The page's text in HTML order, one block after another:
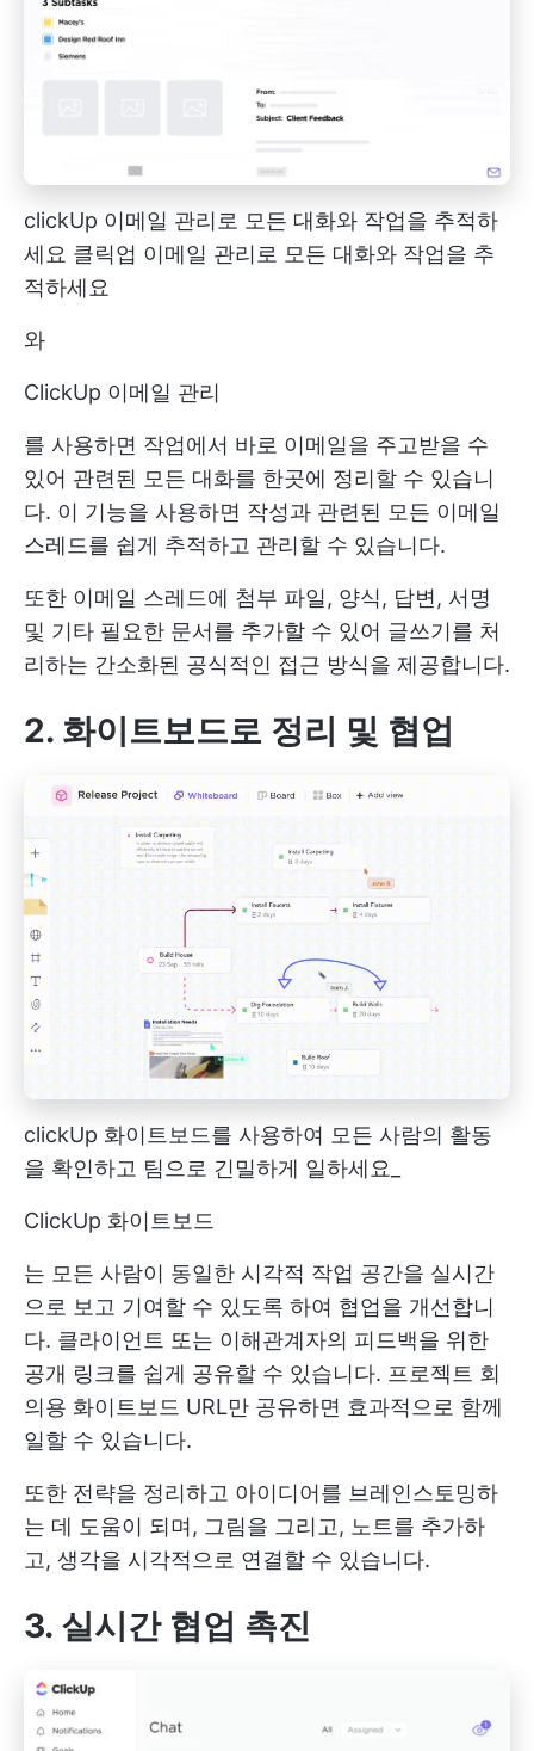
clickUp 이메일 관리로 모든 대화와 작업을 추적하
세요 클릭업 이메일 관리로 모든 대화와 작업을 추
적하세요
와
ClickUp 이메일 관리
를 사용하면 작업에서 바로 이메일을 주고받을 수
있어 관련된 모든 대화를 한곳에 정리할 수 있습니
다. 이 기능을 사용하면 작성과 관련된 모든 이메일
스레드를 쉽게 추적하고 관리할 수 있습니다.
또한 이메일 스레드에 첨부 파일, 양식, 답변, 서명
및 기타 필요한 문서를 추가할 수 있어 글쓰기를 처
리하는 간소화된 공식적인 접근 방식을 제공합니다.
2. 화이트보드로 정리 및 협업
clickUp 화이트보드를 사용하여 모든 사람의 활동
을 확인하고 팀으로 긴밀하게 일하세요_
ClickUp 화이트보드
는 모든 사람이 동일한 시각적 작업 공간을 실시간
으로 보고 기여할 수 있도록 하여 협업을 개선합니
다. 클라이언트 또는 이해관계자의 피드백을 위한
공개 링크를 쉽게 공유할 수 있습니다. 프로젝트 회
의용 화이트보드 URL만 공유하면 효과적으로 함께
일할 수 있습니다.
또한 전략을 정리하고 아이디어를 브레인스토밍하
는 데 도움이 되며, 그림을 그리고, 노트를 추가하
고, 생각을 시각적으로 연결할 수 있습니다.
3. 실시간 협업 촉진